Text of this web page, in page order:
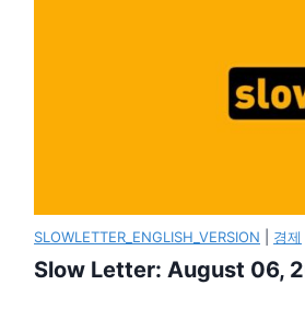
SLOWLETTER_ENGLISH_VERSION 경제
Slow Letter: August 06,